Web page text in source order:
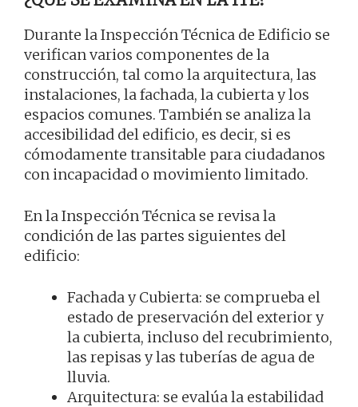
Durante la Inspección Técnica de Edificio se
verifican varios componentes de la
construcción, tal como la arquitectura, las
instalaciones, la fachada, la cubierta y los
espacios comunes. También se analiza la
accesibilidad del edificio, es decir, si es
cómodamente transitable para ciudadanos
con incapacidad o movimiento limitado.
En la Inspección Técnica se revisa la
condición de las partes siguientes del
edificio:
Fachada y Cubierta: se comprueba el
estado de preservación del exterior y
la cubierta, incluso del recubrimiento,
las repisas y las tuberías de agua de
lluvia.
Arquitectura: se evalúa la estabilidad